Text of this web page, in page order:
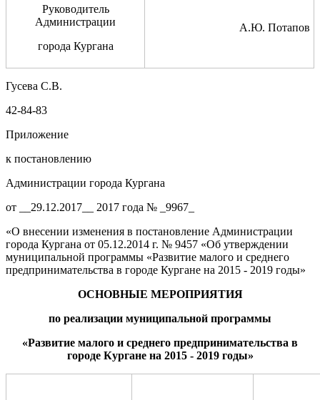
Руководитель
Администрации
города Кургана
А.Ю. Потапов
Гусева С.В.
42-84-83
Приложение
к постановлению
Администрации города Кургана
от __29.12.2017__ 2017 года № _9967_
«О внесении изменения в постановление Администрации
города Кургана от 05.12.2014 г. № 9457 «Об утверждении
муниципальной программы «Развитие малого и среднего
предпринимательства в городе Кургане на 2015 - 2019 годы»
ОСНОВНЫЕ МЕРОПРИЯТИЯ
по реализации муниципальной программы
«Развитие малого и среднего предпринимательства в
городе Кургане на 2015 - 2019годы»